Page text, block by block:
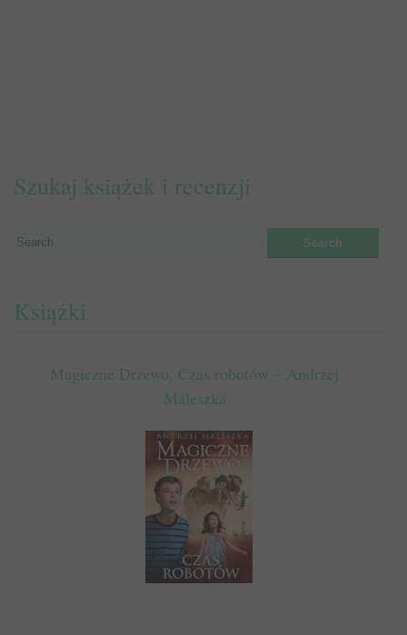
Szukaj książek i recenzji
Książki
Magiczne Drzewo. Czas robotów – Andrzej
Maleszka